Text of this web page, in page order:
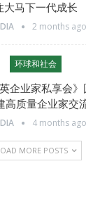
大马下一代成长
2 months ago
环球和社会
企业家私享会
高质量企业家交
4 months ago
MORE POSTS